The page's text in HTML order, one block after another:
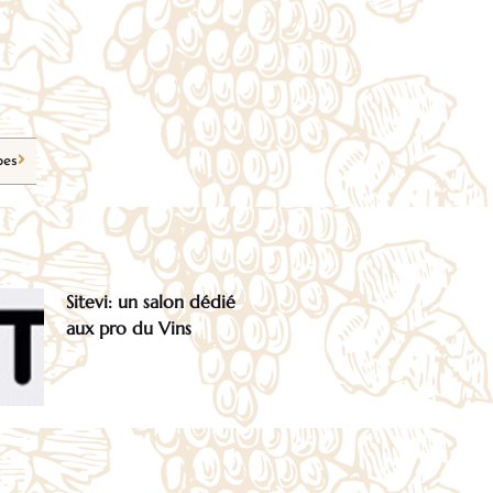
Sitevi: un salon dédié
aux pro du Vins